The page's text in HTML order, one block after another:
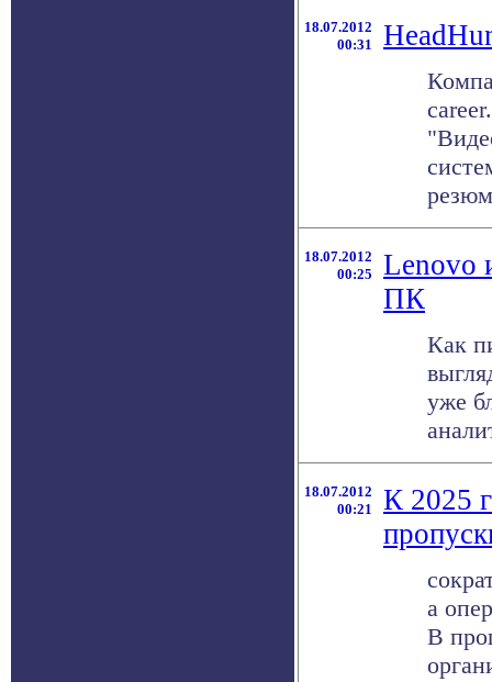
18.07.2012
00:31
18.07.2012
00:25
Lenovo
ПК
Как
уже
18.07.2012
00:21
К 2025
а
В